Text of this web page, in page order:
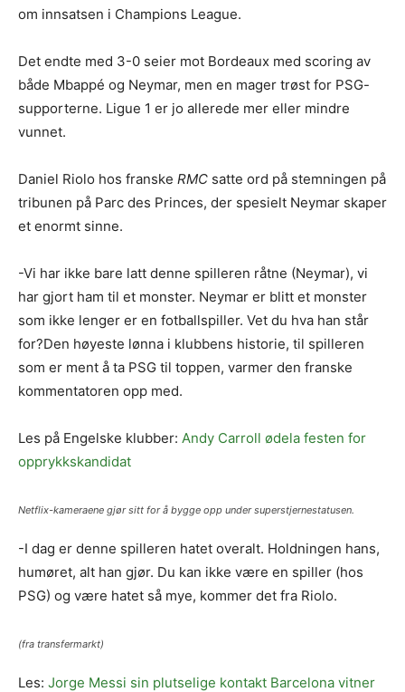
om innsatsen i Champions League.
Det endte med 3-0 seier mot Bordeaux med scoring av
både Mbappé og Neymar, men en mager trøst for PSG-
supporterne. Ligue 1 er jo allerede mer eller mindre
vunnet.
Daniel Riolo hos franske RMC satte ord på stemningen på
tribunen på Parc des Princes, der spesielt Neymar skaper
et enormt sinne.
-Vi har ikke bare latt denne spilleren råtne (Neymar), vi
har gjort ham til et monster. Neymar er blitt et monster
som ikke lenger er en fotballspiller. Vet du hva han står
for?Den høyeste lønna i klubbens historie, til spilleren
som er ment å ta PSG til toppen, varmer den franske
kommentatoren opp med.
Les på Engelske klubber: Andy Carroll ødela festen for
opprykkskandidat
Netflix-kameraene gjør sitt for å bygge opp under superstjernestatusen.
-I dag er denne spilleren hatet overalt. Holdningen hans,
humøret, alt han gjør. Du kan ikke være en spiller (hos
PSG) og være hatet så mye, kommer det fra Riolo.
(fra transfermarkt)
Les: Jorge Messi sin plutselige kontakt Barcelona vitner